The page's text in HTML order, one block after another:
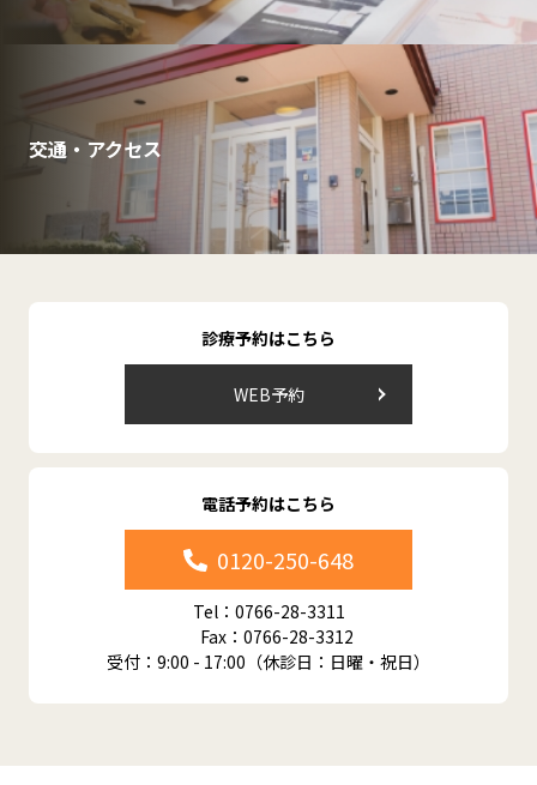
交通・アクセス
診療予約はこちら
WEB予約
電話予約はこちら
0120-250-648
Tel：0766-28-3311
Fax：0766-28-3312
受付：9:00 - 17:00（休診日：日曜・祝日）